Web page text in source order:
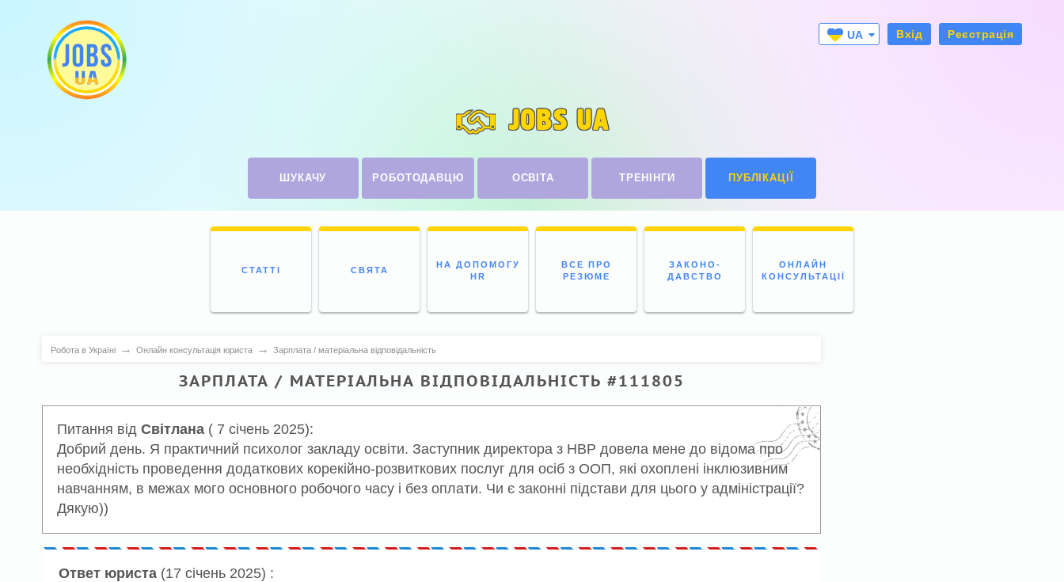
UA
Вхід Реєстрація
JOBS UA
ШУКАЧУ РОБОТОДАВЦЮ ОСВІТА ТРЕНІНГИ ПУБЛІКАЦІЇ
СТАТТІ СВЯТА
НА ДОПОМОГУ
HR
ВСЕ ПРО
РЕЗЮМЕ
ЗАКОНО-
ДАВСТВО
ОНЛАЙН
КОНСУЛЬТАЦІЇ
Робота в Україні → Онлайн консультація юриста → Зарплата / матеріальна відповідальність
ЗАРПЛАТА / МАТЕРІАЛЬНА ВІДПОВІДАЛЬНІСТЬ #111805
Питання від Світлана( 7 січень 2025):
Добрий день. Я практичний психолог закладу освіти. Заступник директора з НВР довела мене до відома про
необхідність проведення додаткових корекійно-розвиткових послуг для осіб з ООП, які охоплені інклюзивним
навчанням, в межах мого основного робочого часу і без оплати. Чи є законні підстави для цього у адміністрації?
Дякую))
Ответ юриста(17 січень 2025) :